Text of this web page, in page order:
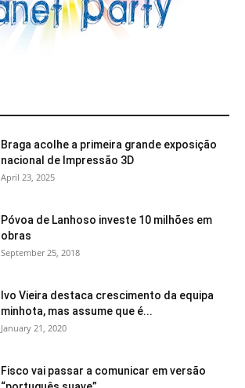
Braga acolhe a primeira grande exposição
nacional de Impressão 3D
April 23, 2025
Póvoa de Lanhoso investe 10 milhões em
obras
September 25, 2018
Ivo Vieira destaca crescimento da equipa
minhota, mas assume que é...
January 21, 2020
Fisco vai passar a comunicar em versão